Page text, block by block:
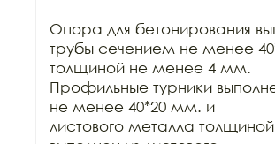
Опора для бетонирования
трубы сечением не менее
толщиной не менее 4 мм.
Профильные турники
не менее 40*20 мм. и
листового металла